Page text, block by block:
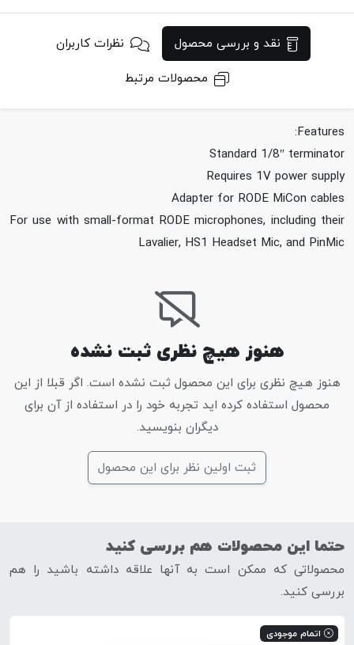
نقد و بررسی محصول
نظرات کاربران
محصولات مرتبط
Features:
Standard 1/8″ terminator
Requires 1V power supply
Adapter for RODE MiCon cables
For use with small-format RODE microphones, including their
Lavalier, HS1 Headset Mic, and PinMic
هنوز هیچ نظری ثبت نشده
هنوز هیچ نظری برای این محصول ثبت نشده است. اگر قبلا از این
محصول استفاده کرده اید تجربه خود را در استفاده از آن برای
دیگران بنویسید.
ثبت اولین نظر برای این محصول
حتما این محصولات هم بررسی کنید
محصولاتی که ممکن است به آنها علاقه داشته باشید را هم
بررسی کنید.
اتمام موجودی